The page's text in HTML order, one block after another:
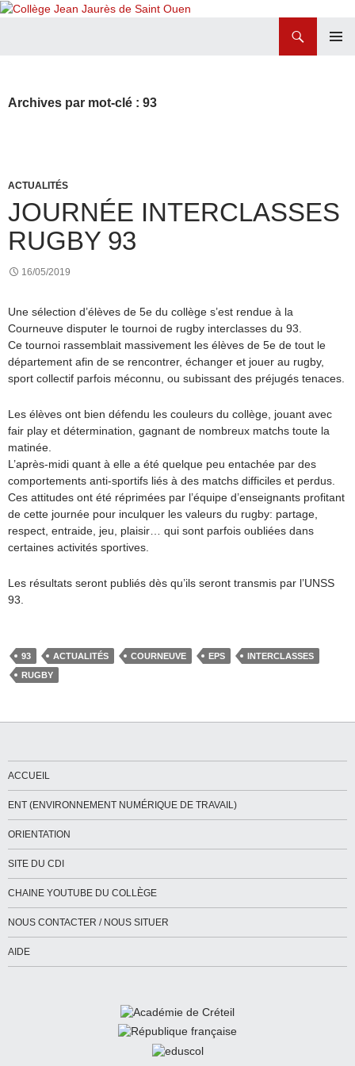
Archives par mot-clé : 93
ACTUALITÉS
JOURNÉE INTERCLASSES
RUGBY 93
16/05/2019
Une sélection d’élèves de 5e du collège s’est rendue à la
Courneuve disputer le tournoi de rugby interclasses du 93.
Ce tournoi rassemblait massivement les élèves de 5e de tout le
département afin de se rencontrer, échanger et jouer au rugby,
sport collectif parfois méconnu, ou subissant des préjugés tenaces.
Les élèves ont bien défendu les couleurs du collège, jouant avec
fair play et détermination, gagnant de nombreux matchs toute la
matinée.
L’après-midi quant à elle a été quelque peu entachée par des
comportements anti-sportifs liés à des matchs difficiles et perdus.
Ces attitudes ont été réprimées par l’équipe d’enseignants profitant
de cette journée pour inculquer les valeurs du rugby: partage,
respect, entraide, jeu, plaisir… qui sont parfois oubliées dans
certaines activités sportives.
Les résultats seront publiés dès qu’ils seront transmis par l’UNSS
93.
93 ACTUALITÉS COURNEUVE EPS
INTERCLASSES
RUGBY
ACCUEIL
ENT (ENVIRONNEMENT NUMÉRIQUE DE TRAVAIL)
ORIENTATION
SITE DU CDI
CHAINE YOUTUBE DU COLLÈGE
NOUS CONTACTER / NOUS SITUER
AIDE